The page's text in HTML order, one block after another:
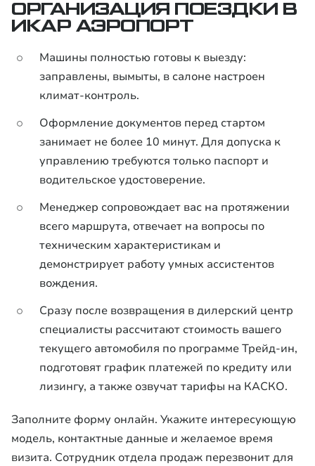
ОРГАНИЗАЦИЯ ПОЕЗДКИ В
ИКАР АЭРОПОРТ
Машины полностью готовы к выезду:
заправлены, вымыты, в салоне настроен
климат-контроль.
Оформление документов перед стартом
занимает не более 10 минут. Для допуска к
управлению требуются только паспорт и
водительское удостоверение.
Менеджер сопровождает вас на протяжении
всего маршрута, отвечает на вопросы по
техническим характеристикам и
демонстрирует работу умных ассистентов
вождения.
Сразу после возвращения в дилерский центр
специалисты рассчитают стоимость вашего
текущего автомобиля по программе Трейд-ин,
подготовят график платежей по кредиту или
лизингу, а также озвучат тарифы на КАСКО.
Заполните форму онлайн. Укажите интересующую
модель, контактные данные и желаемое время
визита. Сотрудник отдела продаж перезвонит для